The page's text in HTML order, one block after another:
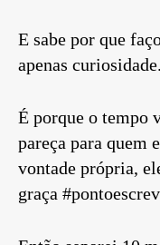
E sabe por que
apenas
É porque o tempo
pareça para quem
vontade própria,
graça